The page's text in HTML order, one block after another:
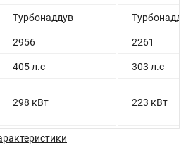
Турбонаддув
2956 2261
405 л.с 303 л.с
298 кВт 223 кВт
-